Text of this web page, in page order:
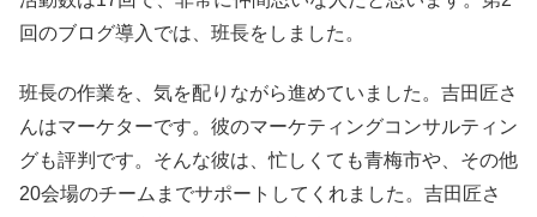
回のブログ導入では、班長をしました。
班長の作業を、気を配りながら進めていました。吉田匠さ
んはマーケターです。彼のマーケティングコンサルティン
グも評判です。そんな彼は、忙しくても青梅市や、その他
20会場のチームまでサポートしてくれました。吉田匠さ